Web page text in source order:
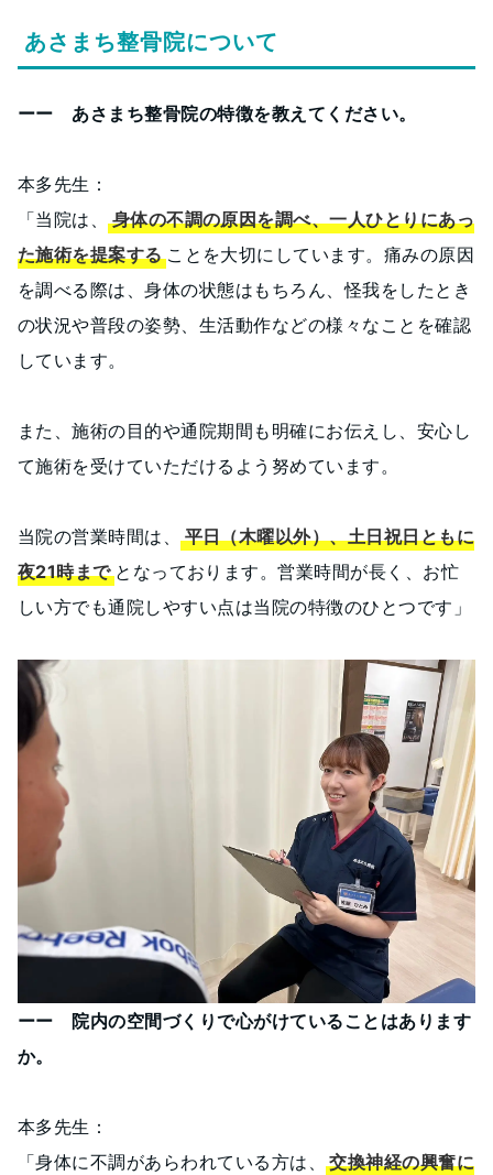
あさまち整骨院について
ーー あさまち整骨院の特徴を教えてください。
本多先生：
「当院は、身体の不調の原因を調べ、一人ひとりにあっ
た施術を提案する ことを大切にしています。痛みの原因
を調べる際は、身体の状態はもちろん、怪我をしたとき
の状況や普段の姿勢、生活動作などの様々なことを確認
しています。
また、施術の目的や通院期間も明確にお伝えし、安心し
て施術を受けていただけるよう努めています。
当院の営業時間は、平日（木曜以外）、土日祝日ともに
夜21時まで となっております。営業時間が長く、お忙
しい方でも通院しやすい点は当院の特徴のひとつです」
ーー 院内の空間づくりで心がけていることはあります
か。
本多先生：
「身体に不調があらわれている方は、交換神経の興奮に